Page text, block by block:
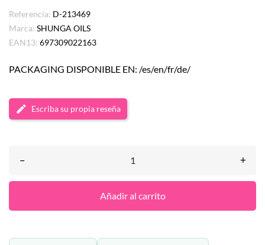
Referencia: D-213469
Marca: SHUNGA OILS
EAN13: 697309022163
PACKAGING DISPONIBLE EN: /es/en/fr/de/
Escriba su propia reseña
– +
Añadir al carrito